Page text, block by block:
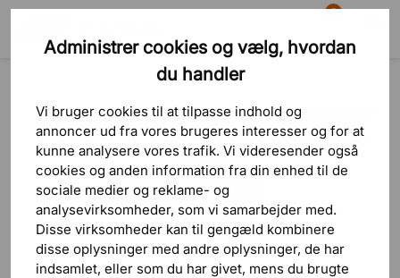
Administrer cookies og vælg, hvordan
du handler
Vi bruger cookies til at tilpasse indhold og
annoncer ud fra vores brugeres interesser og for at
kunne analysere vores trafik. Vi videresender også
cookies og anden information fra din enhed til de
sociale medier og reklame- og
analysevirksomheder, som vi samarbejder med.
Disse virksomheder kan til gengæld kombinere
disse oplysninger med andre oplysninger, de har
indsamlet, eller som du har givet, mens du brugte
Søg
0
Indkøbskurv
Aktive siddemøbler
2 bedømmelser